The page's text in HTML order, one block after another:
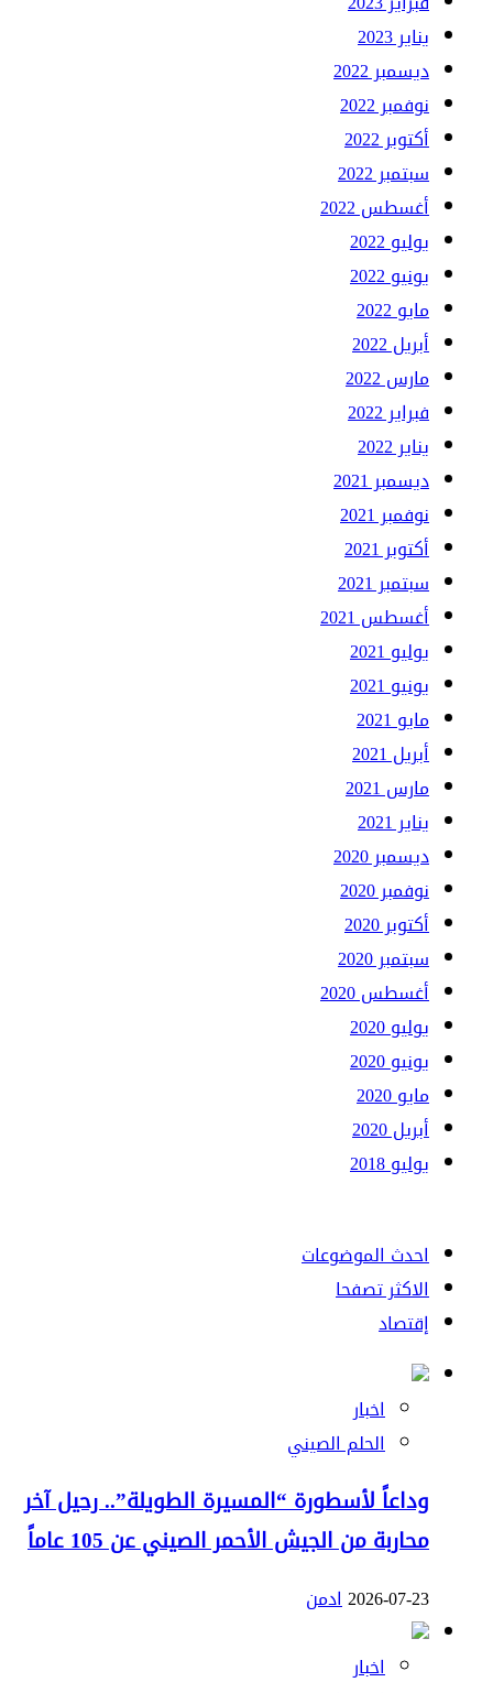
يناير 2023
ديسمبر 2022
نوفمبر 2022
أكتوبر 2022
سبتمبر 2022
أغسطس 2022
يوليو 2022
يونيو 2022
مايو 2022
أبريل 2022
مارس 2022
فبراير 2022
يناير 2022
ديسمبر 2021
نوفمبر 2021
أكتوبر 2021
سبتمبر 2021
أغسطس 2021
يوليو 2021
يونيو 2021
مايو 2021
أبريل 2021
مارس 2021
يناير 2021
ديسمبر 2020
نوفمبر 2020
أكتوبر 2020
سبتمبر 2020
أغسطس 2020
يوليو 2020
يونيو 2020
مايو 2020
أبريل 2020
يوليو 2018
احدث الموضوعات
الاكثر تصفحا
إقتصاد
اخبار
الحلم الصيني
وداعاً لأسطورة “المسيرة الطويلة”.. رحيل آخر
محاربة من الجيش الأحمر الصيني عن 105 عاماً
2026-07-23ادمن
اخبار